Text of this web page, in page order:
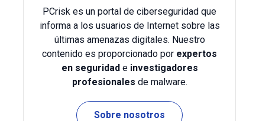
PCrisk es un portal de ciberseguridad que
informa a los usuarios de Internet sobre las
últimas amenazas digitales. Nuestro
contenido es proporcionado por expertos
en seguridade investigadores
profesionales de malware.
Sobre nosotros